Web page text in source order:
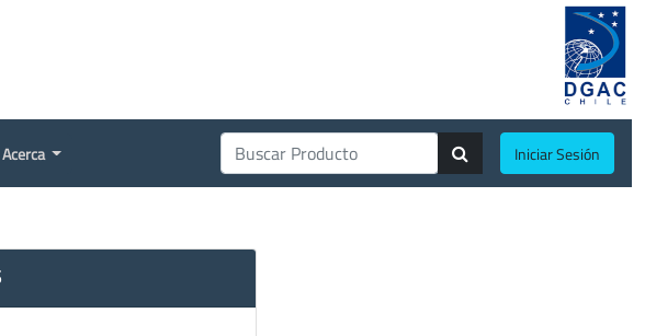
Acerca Iniciar Sesión